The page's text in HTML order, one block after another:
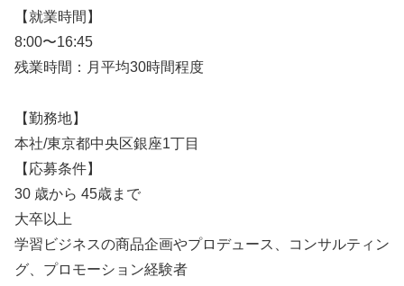
【就業時間】
8:00〜16:45
残業時間：月平均30時間程度
【勤務地】
本社/東京都中央区銀座1丁目
【応募条件】
30 歳から 45歳まで
大卒以上
学習ビジネスの商品企画やプロデュース、コンサルティン
グ、プロモーション経験者